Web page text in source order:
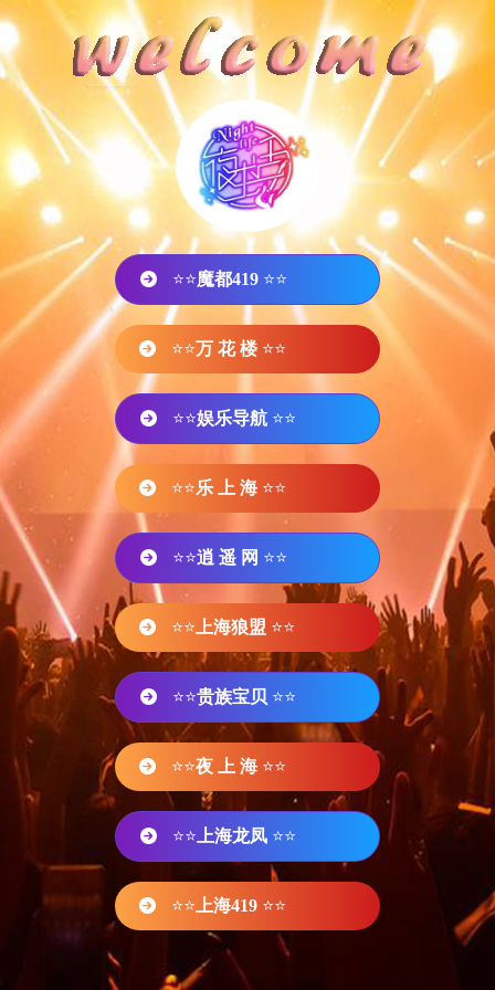
⭐⭐魔都419 ⭐⭐
⭐⭐万 花 楼 ⭐⭐
⭐⭐娱乐导航 ⭐⭐
⭐⭐乐 上 海 ⭐⭐
⭐⭐逍 遥 网 ⭐⭐
⭐⭐ 上海狼盟 ⭐⭐
⭐⭐贵族宝贝 ⭐⭐
⭐⭐夜 上 海 ⭐⭐
⭐⭐ 上海龙凤 ⭐⭐
⭐⭐ 上海419 ⭐⭐